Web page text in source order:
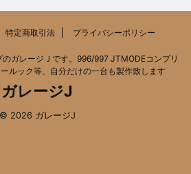
特定商取引法 プライバシーポリシー
ガレージＪです。996/997 JTMODEコンプリ
ルック等、自分だけの一台も製作致します
ガレージJ
© 2026 ガレージJ